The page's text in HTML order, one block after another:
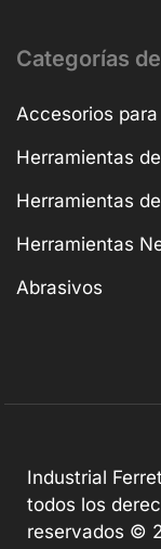
Categorías
Accesorios
Herramientas
Herramientas
Herramientas
Abrasivos
Industrial
todos los
reservados ©